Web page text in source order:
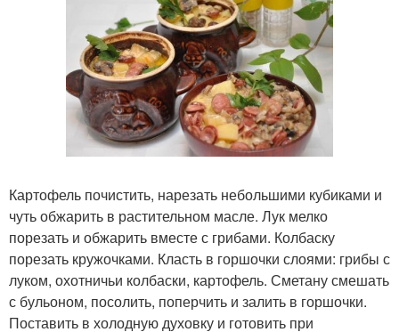
Картофель почистить, нарезать небольшими кубиками и
чуть обжарить в растительном масле. Лук мелко
порезать и обжарить вместе с грибами. Колбаску
порезать кружочками. Класть в горшочки слоями: грибы с
луком, охотничьи колбаски, картофель. Сметану смешать
с бульоном, посолить, поперчить и залить в горшочки.
Поставить в холодную духовку и готовить при